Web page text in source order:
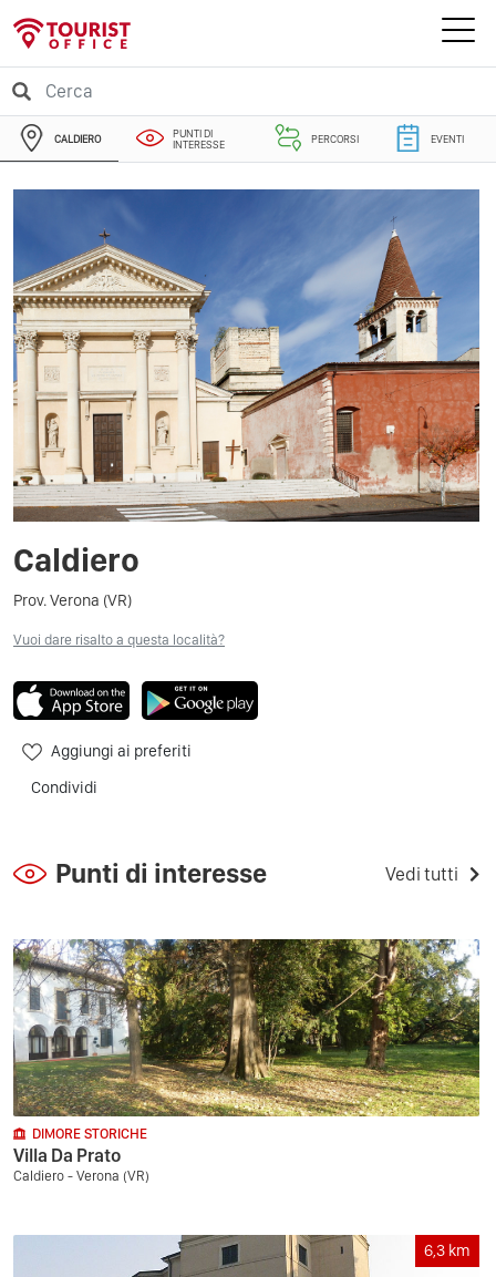
CALDIERO
PUNTI DI
INTERESSE
PERCORSI EVENTI
Caldiero
Prov. Verona (VR)
Vuoi dare risalto a questa località?
Aggiungi ai preferiti
Condividi
Punti di interesse Vedi tutti
DIMORE STORICHE
Villa Da Prato
Caldiero - Verona (VR)
6,3 km